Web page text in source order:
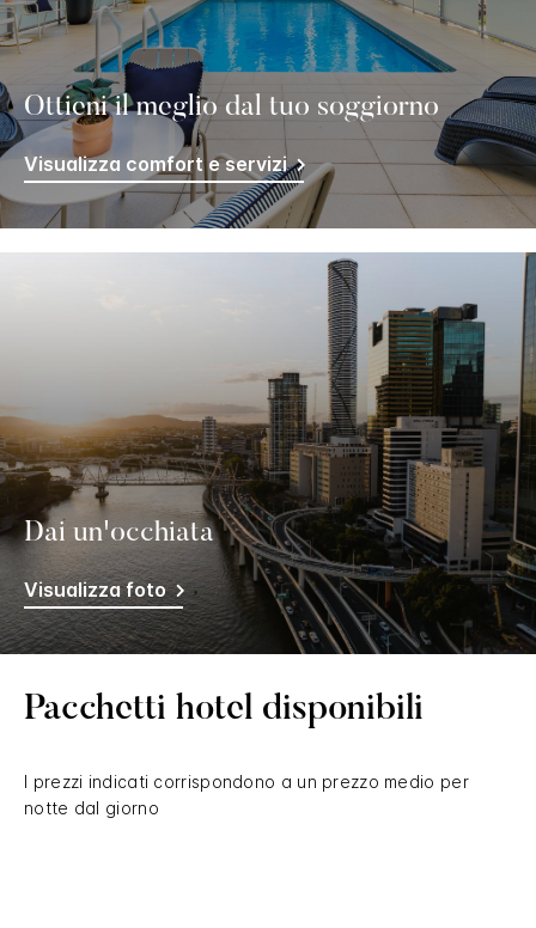
Ottieni il meglio dal tuo soggiorno
Visualizza comfort e servizi
Dai un'occhiata
Visualizza foto
Pacchetti hotel disponibili
I prezzi indicati corrispondono a un prezzo medio per
notte dal giorno